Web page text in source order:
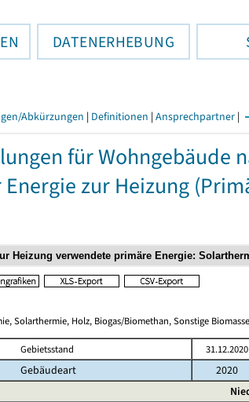
DATENERHEBUNG
Abkürzungen | Definitionen | Ansprechpartner |
für Wohngebäude
zur Heizung
Solarthermie, Holz, Biogas/Biomethan, Sonstige
Gebietsstand 31.12.2020
Gebäudeart 2020